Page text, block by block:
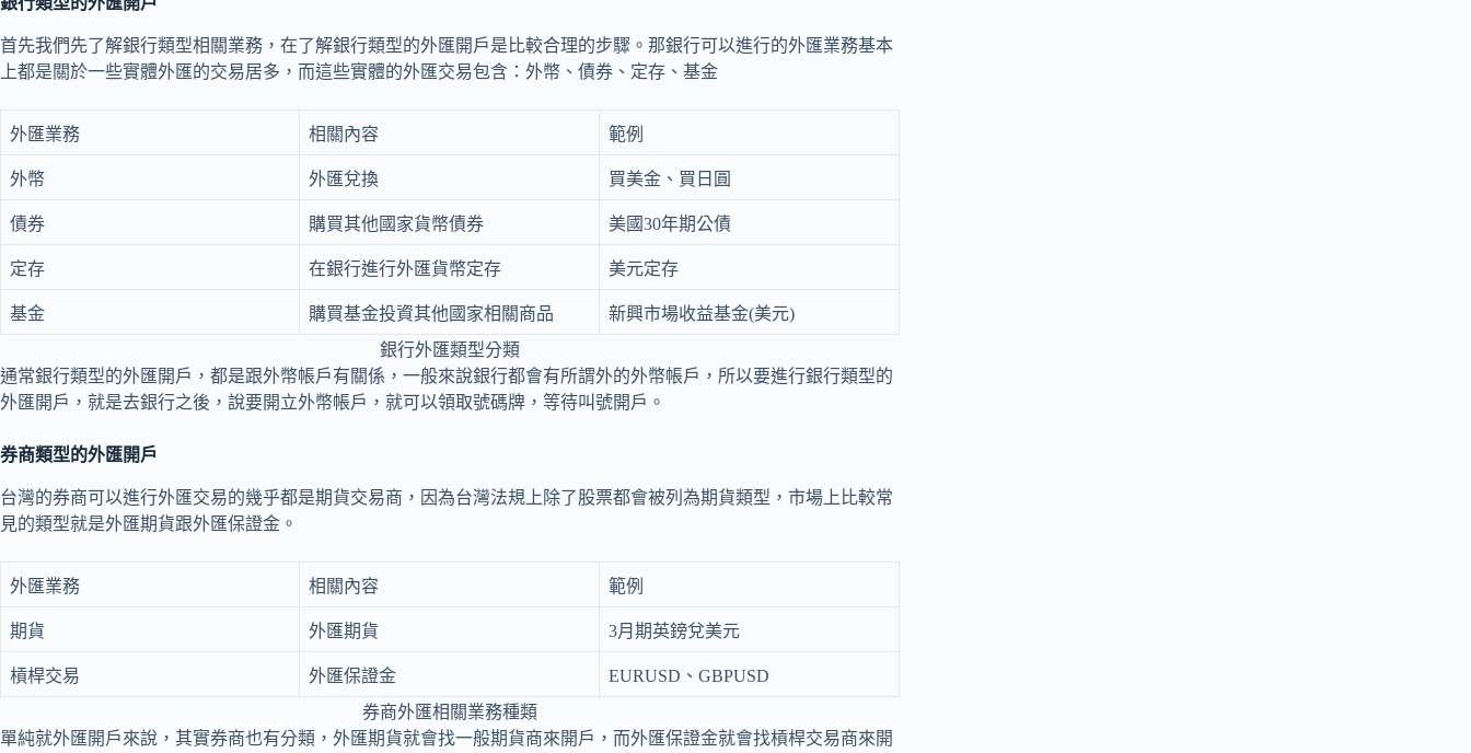
首先我們先了解銀行類型相關業務，在了解銀行類型的外匯開戶是比較合理的步驟。那銀行可以進行的外匯業務基本
上都是關於一些實體外匯的交易居多，而這些實體的外匯交易包含：外幣、債券、定存、基金
外匯業務 相關內容 範例
外幣 外匯兌換 買美金、買日圓
債券 購買其他國家貨幣債券 美國30年期公債
定存 在銀行進行外匯貨幣定存 美元定存
基金 購買基金投資其他國家相關商品
新興市場收益基金(美元)
銀行外匯類型分類
通常銀行類型的外匯開戶，都是跟外幣帳戶有關係，一般來說銀行都會有所謂外的外幣帳戶，所以要進行銀行類型的
外匯開戶，就是去銀行之後，說要開立外幣帳戶，就可以領取號碼牌，等待叫號開戶。
券商類型的外匯開戶
台灣的券商可以進行外匯交易的幾乎都是期貨交易商，因為台灣法規上除了股票都會被列為期貨類型，市場上比較常
見的類型就是外匯期貨跟外匯保證金。
外匯業務 相關內容 範例
期貨 外匯期貨 3月期英鎊兌美元
槓桿交易 外匯保證金
EURUSD、GBPUSD
券商外匯相關業務種類
單純就外匯開戶來說，其實券商也有分類，外匯期貨就會找一般期貨商來開戶，而外匯保證金就會找槓桿交易商來開